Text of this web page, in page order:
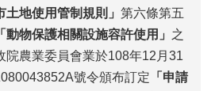
土地使用管制規則」 第六條第五
「動物保護相關設施容許使用」 之
院農業委員會業於108年12月31
號令頒布訂定 「申請